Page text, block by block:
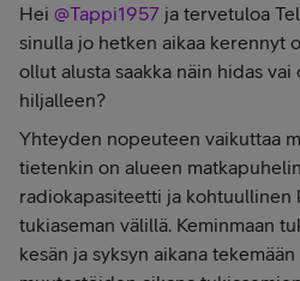
Hei @Tappi1957 ja tervetuloa
sinulla jo hetken aikaa kerennyt
ollut alusta saakka näin hidas
hiljalleen?
Yhteyden nopeuteen vaikuttaa
tietenkin on alueen
radiokapasiteetti ja kohtuullinen
tukiaseman välillä. Keminmaan
kesän ja syksyn aikana